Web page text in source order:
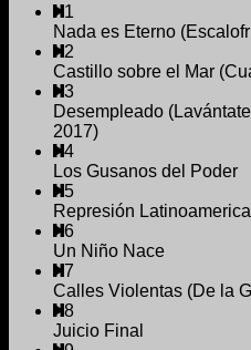
1
Nada es Eterno
2
Castillo sobre el Mar
3
Desempleado
2017)
4
Los Gusanos del Poder
5
Represión
6
Un Niño Nace
7
Calles Violentas (De la
8
Juicio Final